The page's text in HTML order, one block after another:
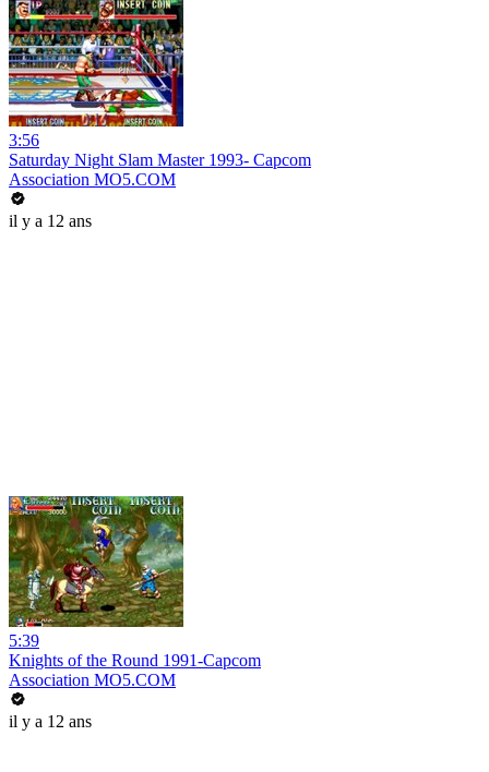
3:56
Saturday Night Slam Master 1993- Capcom
Association MO5.COM
il y a 12 ans
5:39
Knights of the Round 1991-Capcom
Association MO5.COM
il y a 12 ans